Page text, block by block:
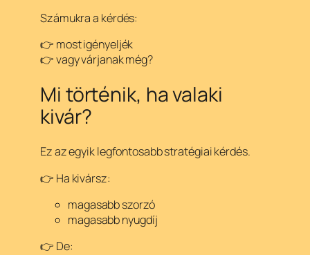
Számukra a kérdés:
👉 most igényeljék
👉 vagy várjanak még?
Mi történik, ha valaki
kivár?
Ez az egyik legfontosabb stratégiai kérdés.
👉 Ha kivársz:
magasabb szorzó
magasabb nyugdíj
👉 De: